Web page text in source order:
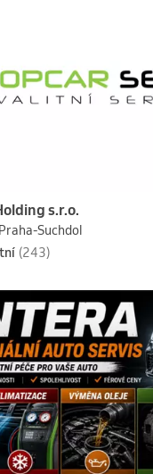
s.r.o.
Suchdol
(243)